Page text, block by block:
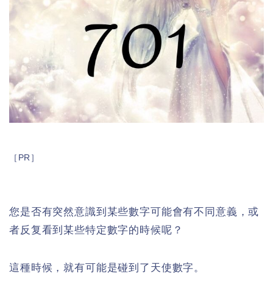
［PR］
您是否有突然意識到某些數字可能會有不同意義，或
者反复看到某些特定數字的時候呢？
這種時候，就有可能是碰到了天使數字。